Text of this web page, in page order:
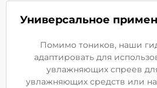
Универсальное
Помимо тоников, наши
адаптировать для
увлажняющих спреев
увлажняющих средств или